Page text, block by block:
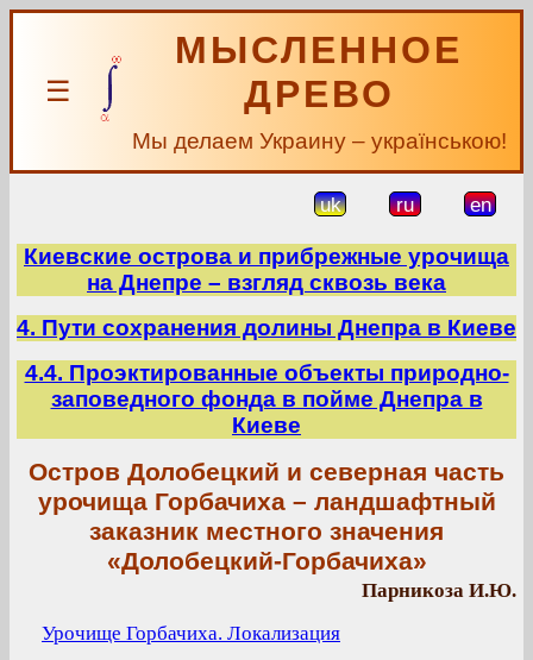
☰
МЫСЛЕННОЕ
ДРЕВО
Мы делаем Украину – українською!
uk ru en
Киевские острова и прибрежные урочища
на Днепре – взгляд сквозь века
4. Пути сохранения долины Днепра в Киеве
4.4. Проэктированные объекты природно-
заповедного фонда в пойме Днепра в
Киеве
Остров Долобецкий и северная часть
урочища Горбачиха – ландшафтный
заказник местного значения
«Долобецкий-Горбачиха»
Парникоза И.Ю.
Урочище Горбачиха. Локализация